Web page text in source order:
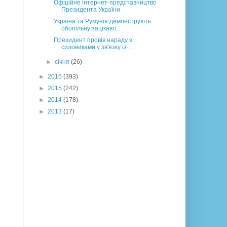
Офіційне інтернет-представництво
Президента України
Україна та Румунія демонструють
обопільну зацікавл...
Президент провів нараду з
силовиками у зв'язку із ...
►січня(26)
► 2016 (393)
► 2015 (242)
► 2014 (178)
► 2013 (17)